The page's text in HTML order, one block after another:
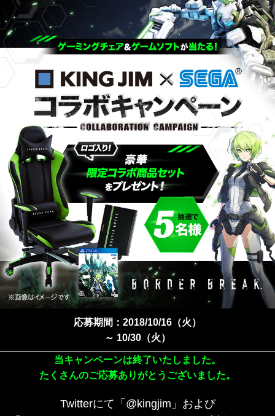
応募期間：2018/10/16（火）
～ 10/30（火）
当キャンペーンは終了いたしました。
たくさんのご応募ありがとうございました。
Twitterにて「@kingjim」および